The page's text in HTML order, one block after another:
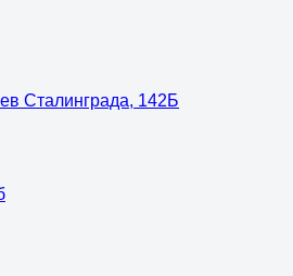
Сталинграда, 142Б